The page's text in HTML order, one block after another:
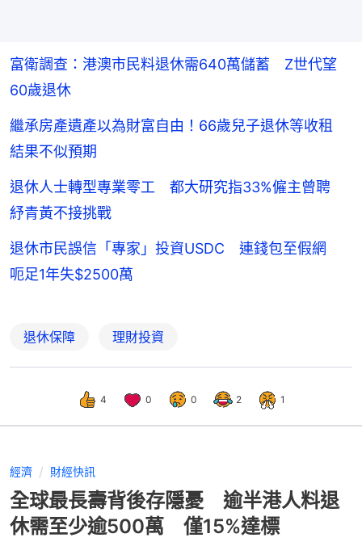
富衛調查：港澳市民料退休需640萬儲蓄 Z世代望
60歲退休
繼承房產遺產以為財富自由！66歲兒子退休等收租
結果不似預期
退休人士轉型專業零工 都大研究指33%僱主曾聘
紓青黃不接挑戰
退休市民誤信「專家」投資USDC 連錢包至假網
呃足1年失$2500萬
退休保障 理財投資
4 0 0 2 1
經濟 財經快訊
全球最長壽背後存隱憂 逾半港人料退
休需至少逾500萬 僅15%達標